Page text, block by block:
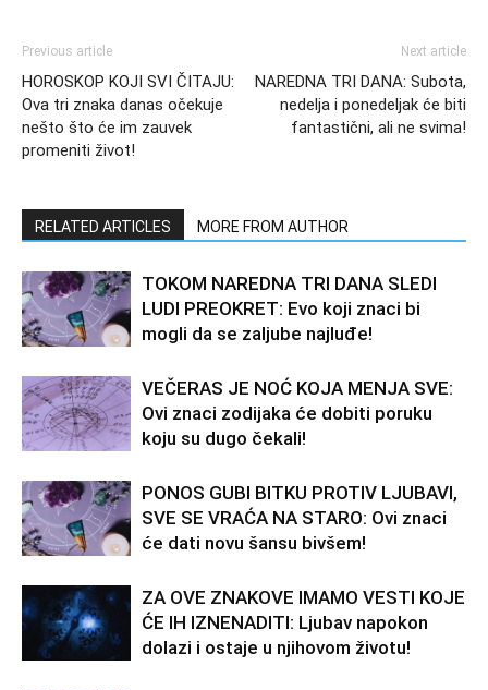
Previous article
HOROSKOP KOJI SVI ČITAJU:
Ova tri znaka danas očekuje
nešto što će im zauvek
promeniti život!
Next article
NAREDNA TRI DANA: Subota,
nedelja i ponedeljak će biti
fantastični, ali ne svima!
RELATED ARTICLES MORE FROM AUTHOR
TOKOM NAREDNA TRI DANA SLEDI
LUDI PREOKRET: Evo koji znaci bi
mogli da se zaljube najluđe!
VEČERAS JE NOĆ KOJA MENJA SVE:
Ovi znaci zodijaka će dobiti poruku
koju su dugo čekali!
PONOS GUBI BITKU PROTIV LJUBAVI,
SVE SE VRAĆA NA STARO: Ovi znaci
će dati novu šansu bivšem!
ZA OVE ZNAKOVE IMAMO VESTI KOJE
ĆE IH IZNENADITI: Ljubav napokon
dolazi i ostaje u njihovom životu!